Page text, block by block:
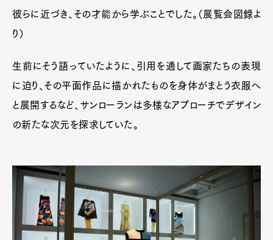
彼らに近づき、その才能から学ぶことでした。 （展覧会図録よ
り）
生前にそう語っていたように、引用を通して画家たちの表現
に迫り、その平面作品に描かれたものを身体がまとう衣服へ
と展開するなど、サンローランは多様なアプローチでデザイン
の新たな次元を探求していた。